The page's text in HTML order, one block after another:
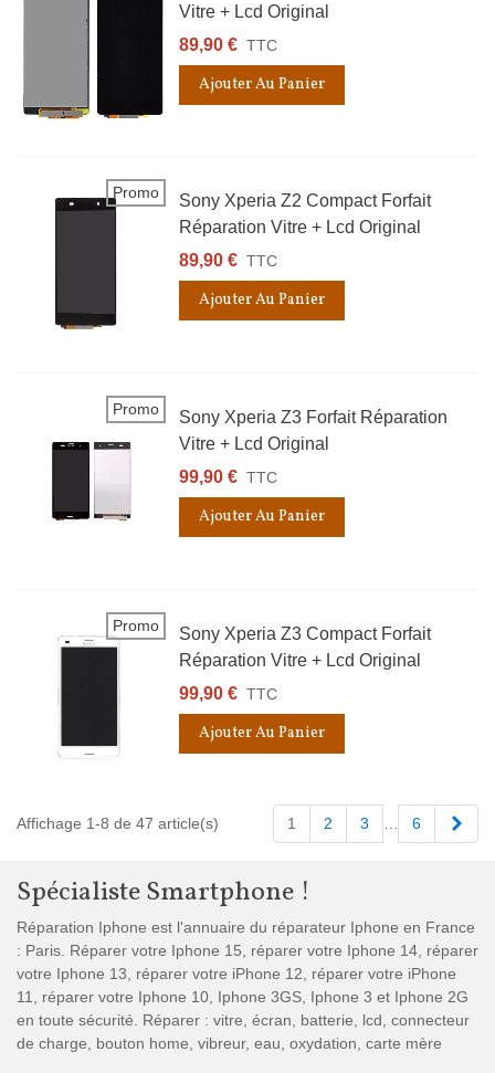
Vitre + Lcd Original
89,90 € TTC
Ajouter Au Panier
Promo
Sony Xperia Z2 Compact Forfait
Réparation Vitre + Lcd Original
89,90 € TTC
Ajouter Au Panier
Promo
Sony Xperia Z3 Forfait Réparation
Vitre + Lcd Original
99,90 € TTC
Ajouter Au Panier
Promo
Sony Xperia Z3 Compact Forfait
Réparation Vitre + Lcd Original
99,90 € TTC
Ajouter Au Panier
Affichage 1-8 de 47 article(s) 1 2 3 … 6
Spécialiste Smartphone !
Réparation Iphone est l'annuaire du réparateur Iphone en France
: Paris. Réparer votre Iphone 15, réparer votre Iphone 14, réparer
votre Iphone 13, réparer votre iPhone 12, réparer votre iPhone
11, réparer votre Iphone 10, Iphone 3GS, Iphone 3 et Iphone 2G
en toute sécurité. Réparer : vitre, écran, batterie, lcd, connecteur
de charge, bouton home, vibreur, eau, oxydation, carte mère